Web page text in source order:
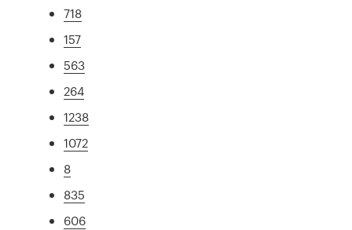
718
157
563
264
1238
1072
8
835
606